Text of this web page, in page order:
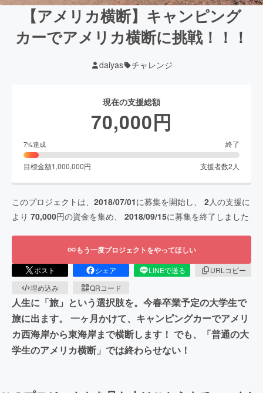
【アメリカ横断】キャンピング
カーでアメリカ横断に挑戦！！！
daiyas チャレンジ
現在の支援総額
70,000円
7%達成 終了
目標金額1,000,000円 支援者数2 人
このプロジェクトは、 2018/07/01に募集を開始し、 2人の支援に
より 70,000円の資金を集め、 2018/09/15に募集を終了しました
もう一度プロジェクトをやってほしい
ポスト シェア LINEで送る
URLコピー
埋め込み
QRコード
人生に「旅」という選択肢を。今春卒業予定の大学生で
旅に出ます。 一ヶ月かけて、キャンピングカーでアメリ
カ西海岸から東海岸まで横断します！ でも、「普通の大
学生のアメリカ横断」では終わらせない！